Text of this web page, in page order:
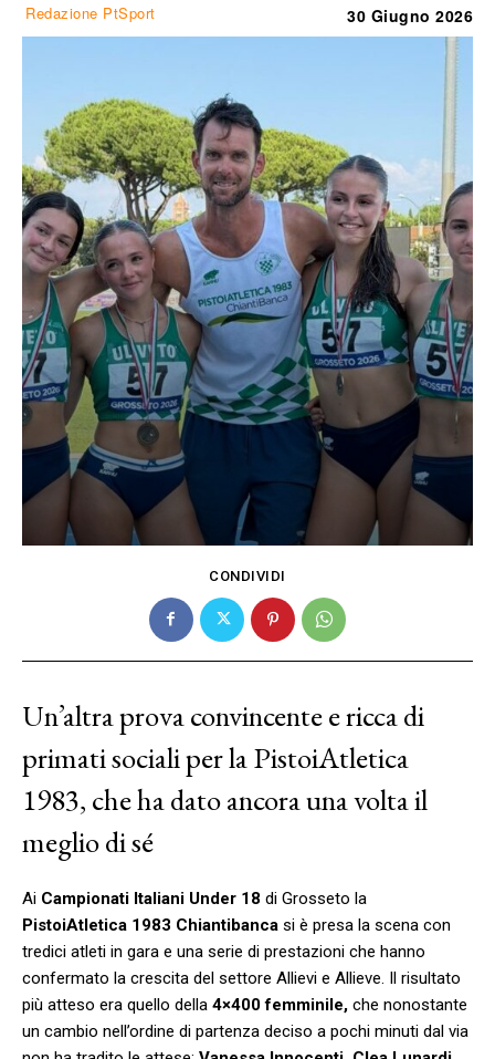
Redazione PtSport 30 Giugno 2026
CONDIVIDI
Un’altra prova convincente e ricca di
primati sociali per la PistoiAtletica
1983, che ha dato ancora una volta il
meglio di sé
Ai Campionati Italiani Under 18 di Grosseto la
PistoiAtletica 1983 Chiantibanca si è presa la scena con
tredici atleti in gara e una serie di prestazioni che hanno
confermato la crescita del settore Allievi e Allieve. Il risultato
più atteso era quello della 4×400 femminile, che nonostante
un cambio nell’ordine di partenza deciso a pochi minuti dal via